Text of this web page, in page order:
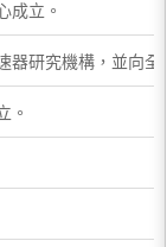
成立。
器研究機構，並向
。